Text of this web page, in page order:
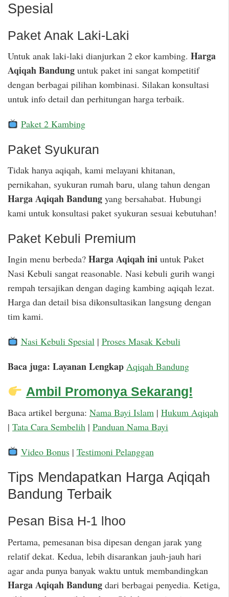
Spesial
Paket Anak Laki-Laki
Untuk anak laki-laki dianjurkan 2 ekor kambing. Harga
Aqiqah Bandung untuk paket ini sangat kompetitif
dengan berbagai pilihan kombinasi. Silakan konsultasi
untuk info detail dan perhitungan harga terbaik.
Paket 2 Kambing
Paket Syukuran
Tidak hanya aqiqah, kami melayani khitanan,
pernikahan, syukuran rumah baru, ulang tahun dengan
Harga Aqiqah Bandung yang bersahabat. Hubungi
kami untuk konsultasi paket syukuran sesuai kebutuhan!
Paket Kebuli Premium
Ingin menu berbeda? Harga Aqiqah ini untuk Paket
Nasi Kebuli sangat reasonable. Nasi kebuli gurih wangi
rempah tersajikan dengan daging kambing aqiqah lezat.
Harga dan detail bisa dikonsultasikan langsung dengan
tim kami.
Nasi Kebuli Spesial| Proses Masak Kebuli
Baca juga: Layanan Lengkap Aqiqah Bandung
Ambil Promonya Sekarang!
Baca artikel berguna: Nama Bayi Islam | Hukum Aqiqah
| Tata Cara Sembelih | Panduan Nama Bayi
Video Bonus| Testimoni Pelanggan
Tips Mendapatkan Harga Aqiqah
Bandung Terbaik
Pesan Bisa H-1 lhoo
Pertama, pemesanan bisa dipesan dengan jarak yang
relatif dekat. Kedua, lebih disarankan jauh-jauh hari
agar anda punya banyak waktu untuk membandingkan
Harga Aqiqah Bandung dari berbagai penyedia. Ketiga,